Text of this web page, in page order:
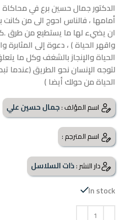
الدكتور جمال حسين برع في محاكاة
أمامها ، فالناس احوج الى من كانت
ان يضيء لها ما يستطيع من طرق
واقهر الحياة ) ، دعوة إلى
الحياة والإنجاز بالشغف وكل ما
لتوجه الإنسان نحو الطريق (عندما
الحياة من حولك أيضا )
اسم المؤلف :جمال حسين علي
اسم المترجم :
دار النشر :ذات السلاسل
In stock